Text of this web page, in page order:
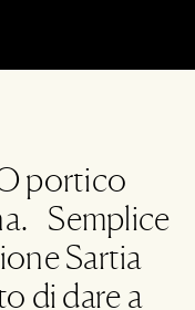
portico
Semplice
Sartia
di dare a